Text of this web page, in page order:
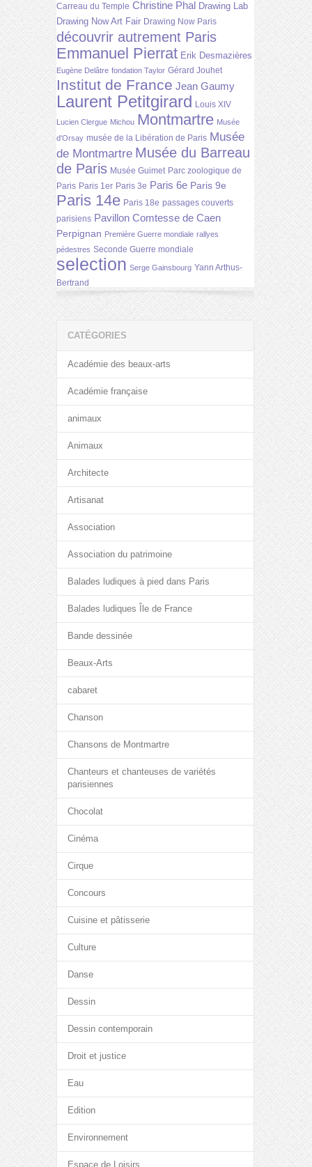
Carreau du Temple Christine Phal Drawing Lab
Drawing Now Art Fair Drawing Now Paris
découvrir autrement Paris
Emmanuel Pierrat Erik Desmazières
Eugène Delâtre fondation Taylor Gérard Jouhet
Institut de France Jean Gaumy
Laurent Petitgirard Louis XIV
Lucien Clergue Michou Montmartre Musée
d'Orsay musée de la Libération de Paris Musée
de Montmartre Musée du Barreau
de Paris Musée Guimet Parc zoologique de
Paris Paris 1er Paris 3e Paris 6e Paris 9e
Paris 14e Paris 18e passages couverts
parisiens Pavillon Comtesse de Caen
Perpignan Première Guerre mondiale rallyes
pédestres Seconde Guerre mondiale
selection Serge Gainsbourg Yann Arthus-
Bertrand
CATÉGORIES
Académie des beaux-arts
Académie française
animaux
Animaux
Architecte
Artisanat
Association
Association du patrimoine
Balades ludiques à pied dans Paris
Balades ludiques Île de France
Bande dessinée
Beaux-Arts
cabaret
Chanson
Chansons de Montmartre
Chanteurs et chanteuses de variétés
parisiennes
Chocolat
Cinéma
Cirque
Concours
Cuisine et pâtisserie
Culture
Danse
Dessin
Dessin contemporain
Droit et justice
Eau
Edition
Environnement
Espace de Loisirs